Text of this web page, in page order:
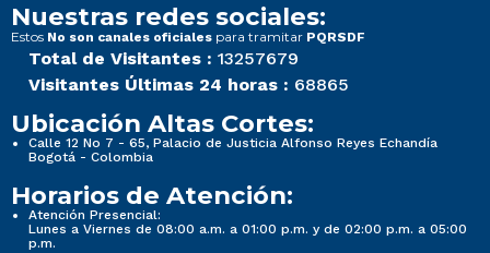
Nuestras redes sociales:
Estos No son canales oficiales para tramitar PQRSDF
Total de Visitantes : 13257679
Visitantes Últimas 24 horas : 68865
Ubicación Altas Cortes:
Calle 12 No 7 - 65, Palacio de Justicia Alfonso Reyes Echandía
Bogotá - Colombia
Horarios de Atención:
Atención Presencial:
Lunes a Viernes de 08:00 a.m. a 01:00 p.m. y de 02:00 p.m. a 05:00
p.m.